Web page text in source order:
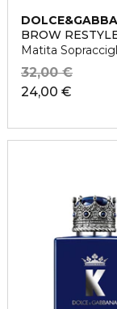
BROW
Matita
24,00 €
32,00 €